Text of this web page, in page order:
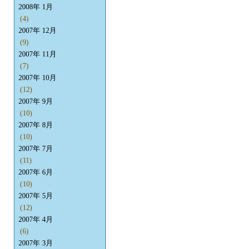
2008年 1月
(4)
2007年 12月
(9)
2007年 11月
(7)
2007年 10月
(12)
2007年 9月
(10)
2007年 8月
(10)
2007年 7月
(11)
2007年 6月
(10)
2007年 5月
(12)
2007年 4月
(6)
2007年 3月